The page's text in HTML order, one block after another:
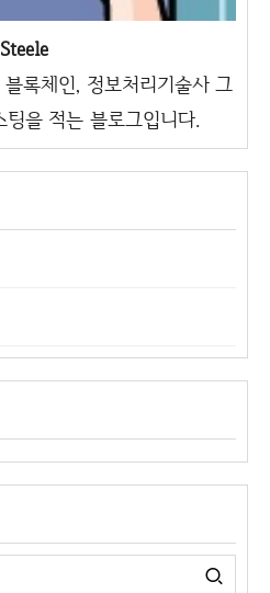
Steele
록체인, 정보처리기술사 그
을 적는 블로그입니다.